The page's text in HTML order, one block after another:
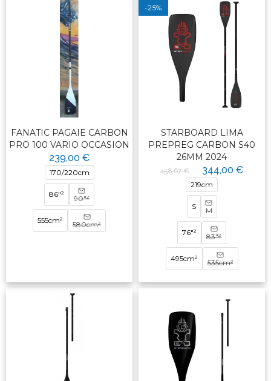
FANATIC PAGAIE CARBON
PRO 100 VARIO OCCASION
239,00 €
170/220cm
86"² 90"²
555cm² 580cm²
-25%
STARBOARD LIMA
PREPREG CARBON S40
26MM 2024
458,67 € 344,00 €
219cm
S M
76"² 83"²
495cm² 535cm²